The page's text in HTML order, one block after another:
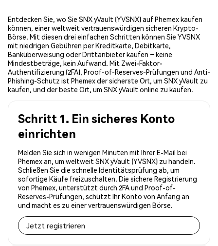
Entdecken Sie, wo Sie SNX yVault (YVSNX) auf Phemex kaufen
können, einer weltweit vertrauenswürdigen sicheren Krypto-
Börse. Mit diesen drei einfachen Schritten können Sie YVSNX
mit niedrigen Gebühren per Kreditkarte, Debitkarte,
Banküberweisung oder Drittanbieter kaufen – keine
Mindestbeträge, kein Aufwand. Mit Zwei-Faktor-
Authentifizierung (2FA), Proof-of-Reserves-Prüfungen und Anti-
Phishing-Schutz ist Phemex der sicherste Ort, um SNX yVault zu
kaufen, und der beste Ort, um SNX yVault online zu kaufen.
Schritt 1. Ein sicheres Konto
einrichten
Melden Sie sich in wenigen Minuten mit Ihrer E-Mail bei
Phemex an, um weltweit SNX yVault (YVSNX) zu handeln.
Schließen Sie die schnelle Identitätsprüfung ab, um
sofortige Käufe freizuschalten. Die sichere Registrierung
von Phemex, unterstützt durch 2FA und Proof-of-
Reserves-Prüfungen, schützt Ihr Konto von Anfang an
und macht es zu einer vertrauenswürdigen Börse.
Jetzt registrieren